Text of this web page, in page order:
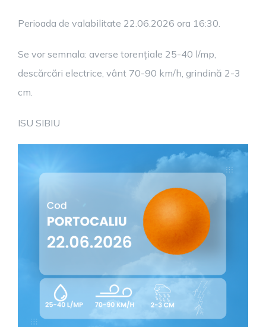
Perioada de valabilitate 22.06.2026 ora 16:30.
Se vor semnala: averse torențiale 25-40 l/mp,
descărcări electrice, vânt 70-90 km/h, grindină 2-3
cm.
ISU SIBIU